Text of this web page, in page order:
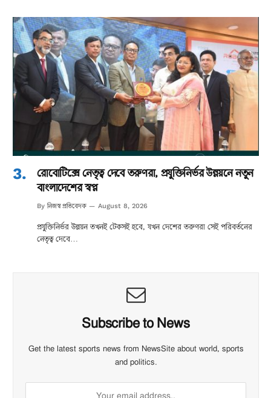
রোবোটিক্সে নেতৃত্ব দেবে তরুণরা, প্রযুক্তিনির্ভর উন্নয়নে নতুন
বাংলাদেশের স্বপ্ন
By নিজস্ব প্রতিবেদক August 8, 2026
প্রযুক্তিনির্ভর উন্নয়ন তখনই টেকসই হবে, যখন দেশের তরুণরা সেই পরিবর্তনের
নেতৃত্ব দেবে…
Subscribe to News
Get the latest sports news from NewsSite about world, sports
and politics.